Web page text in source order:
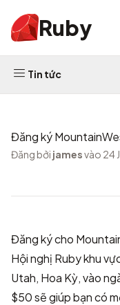
Ruby
Tin tức
Đăng ký
Đăng bởi jamesvào 24
Đăng ký cho
Hội nghị Ruby khu
Utah, Hoa Kỳ, vào
$50 sẽ giúp bạn có